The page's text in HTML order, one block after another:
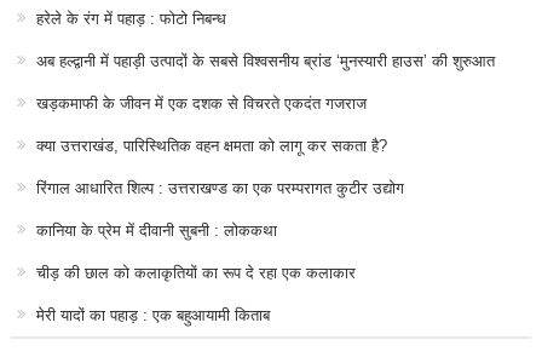
हरेले के रंग में पहाड़ : फोटो निबन्ध
अब हल्द्वानी में पहाड़ी उत्पादों के सबसे विश्वसनीय ब्रांड ‘मुनस्यारी हाउस’ की शुरुआत
खड़कमाफी के जीवन में एक दशक से विचरते एकदंत गजराज
क्या उत्तराखंड, पारिस्थितिक वहन क्षमता को लागू कर सकता है?
रिंगाल आधारित शिल्प : उत्तराखण्ड का एक परम्परागत कुटीर उद्योग
कानिया के प्रेम में दीवानी सुबनी : लोककथा
चीड़ की छाल को कलाकृतियों का रूप दे रहा एक कलाकार
मेरी यादों का पहाड़ : एक बहुआयामी किताब